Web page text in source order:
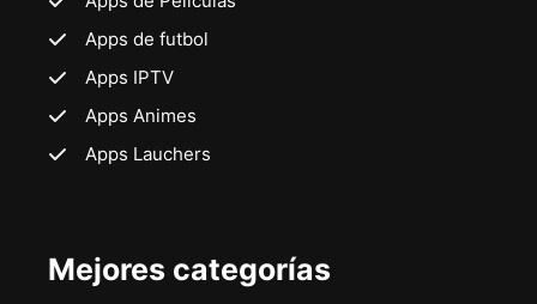
Apps de futbol
Apps IPTV
Apps Animes
Apps Lauchers
Mejores categorías